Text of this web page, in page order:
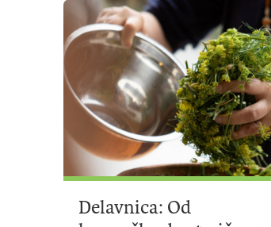
Delavnica: Od